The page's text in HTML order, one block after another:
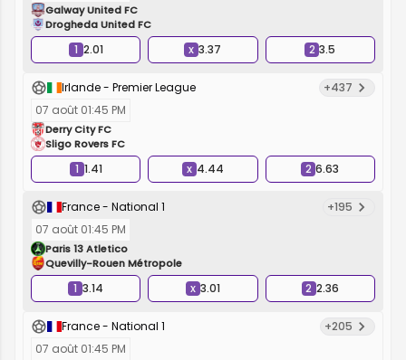
Galway United FC
Drogheda United FC
1 2.01 x 3.37 2 3.5
Irlande - Premier League
+437
07 août 01:45 PM
Derry City FC
Sligo Rovers FC
1 1.41 x 4.44 2 6.63
France - National 1
+195
07 août 01:45 PM
Paris 13 Atletico
Quevilly-Rouen Métropole
1 3.14 x 3.01 2 2.36
France - National 1
+205
07 août 01:45 PM